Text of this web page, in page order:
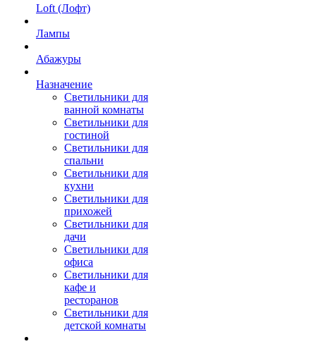
Loft (Лофт)
Лампы
Абажуры
Назначение
Светильники для
ванной комнаты
Светильники для
гостиной
Светильники для
спальни
Светильники для
кухни
Светильники для
прихожей
Светильники для
дачи
Светильники для
офиса
Светильники для
кафе и
ресторанов
Светильники для
детской комнаты